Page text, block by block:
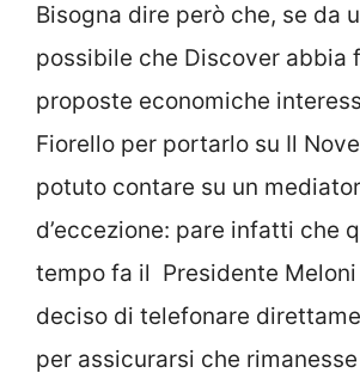
Bisogna dire però che, se da
possibile che Discover abbia
proposte economiche
Fiorello per portarlo su Il
potuto contare su un
d’eccezione: pare infatti che
tempo fa il Presidente
deciso di telefonare
per assicurarsi che rimanesse